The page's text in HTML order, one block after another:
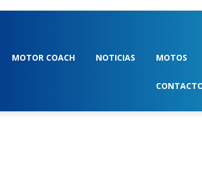
MOTOR COACH NOTICIAS MOTOS